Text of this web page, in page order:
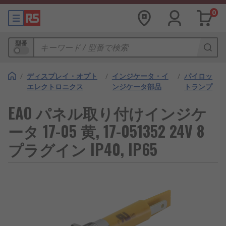
0
型番
/ ディスプレイ・オプト
エレクトロニクス
/ インジケータ・イ
ンジケータ部品
/ パイロッ
トランプ
EAO パネル取り付けインジケ
ータ 17-05 黄, 17-051352 24V 8
プラグイン IP40, IP65